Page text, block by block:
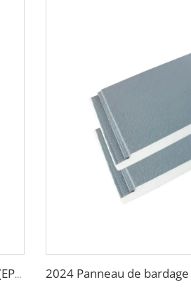
Panneau sandwich en polystyrène expansé (EPS) Panneau d'isolation extérieur Panneaux gravés métalliques pour la décoration des murs et toits de entrepôt